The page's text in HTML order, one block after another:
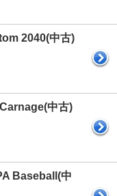
2040(中古)
中古)
Baseball(中